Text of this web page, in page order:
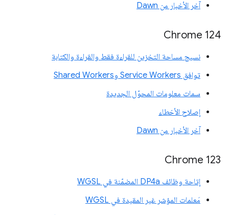
آخر الأخبار من Dawn
Chrome 124
نسيج مساحة التخزين للقراءة فقط والقراءة والكتابة
توافق Service Workers وShared Workers
سمات معلومات المحوّل الجديدة
إصلاح الأخطاء
آخر الأخبار من Dawn
Chrome 123
إتاحة وظائف DP4a المضمّنة في WGSL
مَعلمات المؤشر غير المقيدة في WGSL